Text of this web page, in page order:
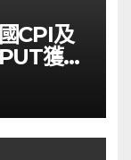
CPI及
獲資